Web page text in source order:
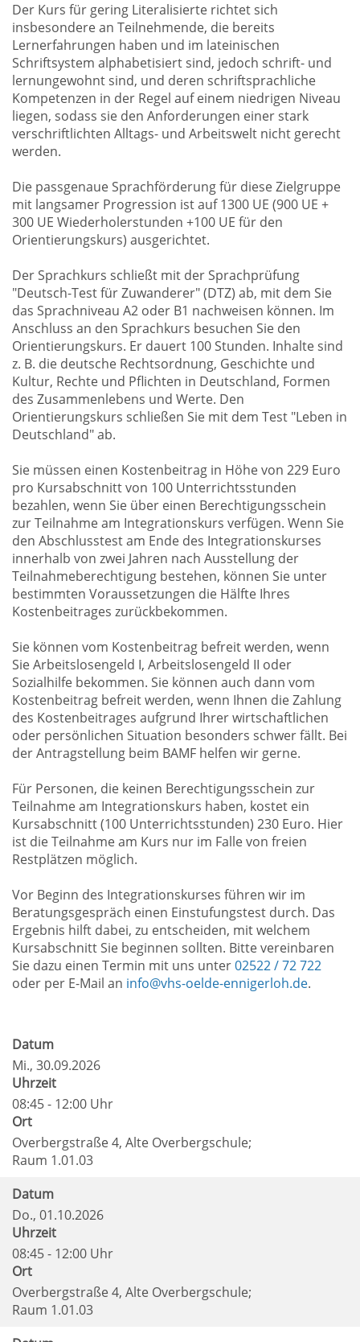
Der Kurs für gering Literalisierte richtet sich
insbesondere an Teilnehmende, die bereits
Lernerfahrungen haben und im lateinischen
Schriftsystem alphabetisiert sind, jedoch schrift- und
lernungewohnt sind, und deren schriftsprachliche
Kompetenzen in der Regel auf einem niedrigen Niveau
liegen, sodass sie den Anforderungen einer stark
verschriftlichten Alltags- und Arbeitswelt nicht gerecht
werden.
Die passgenaue Sprachförderung für diese Zielgruppe
mit langsamer Progression ist auf 1300 UE (900 UE +
300 UE Wiederholerstunden +100 UE für den
Orientierungskurs) ausgerichtet.
Der Sprachkurs schließt mit der Sprachprüfung
"Deutsch-Test für Zuwanderer" (DTZ) ab, mit dem Sie
das Sprachniveau A2 oder B1 nachweisen können. Im
Anschluss an den Sprachkurs besuchen Sie den
Orientierungskurs. Er dauert 100 Stunden. Inhalte sind
z. B. die deutsche Rechtsordnung, Geschichte und
Kultur, Rechte und Pflichten in Deutschland, Formen
des Zusammenlebens und Werte. Den
Orientierungskurs schließen Sie mit dem Test "Leben in
Deutschland" ab.
Sie müssen einen Kostenbeitrag in Höhe von 229 Euro
pro Kursabschnitt von 100 Unterrichtsstunden
bezahlen, wenn Sie über einen Berechtigungsschein
zur Teilnahme am Integrationskurs verfügen. Wenn Sie
den Abschlusstest am Ende des Integrationskurses
innerhalb von zwei Jahren nach Ausstellung der
Teilnahmeberechtigung bestehen, können Sie unter
bestimmten Voraussetzungen die Hälfte Ihres
Kostenbeitrages zurückbekommen.
Sie können vom Kostenbeitrag befreit werden, wenn
Sie Arbeitslosengeld I, Arbeitslosengeld II oder
Sozialhilfe bekommen. Sie können auch dann vom
Kostenbeitrag befreit werden, wenn Ihnen die Zahlung
des Kostenbeitrages aufgrund Ihrer wirtschaftlichen
oder persönlichen Situation besonders schwer fällt. Bei
der Antragstellung beim BAMF helfen wir gerne.
Für Personen, die keinen Berechtigungsschein zur
Teilnahme am Integrationskurs haben, kostet ein
Kursabschnitt (100 Unterrichtsstunden) 230 Euro. Hier
ist die Teilnahme am Kurs nur im Falle von freien
Restplätzen möglich.
Vor Beginn des Integrationskurses führen wir im
Beratungsgespräch einen Einstufungstest durch. Das
Ergebnis hilft dabei, zu entscheiden, mit welchem
Kursabschnitt Sie beginnen sollten. Bitte vereinbaren
Sie dazu einen Termin mit uns unter02522 / 72 722
oder per E-Mail an info@vhs-oelde-ennigerloh.de.
Datum
Mi., 30.09.2026
Uhrzeit
08:45 - 12:00 Uhr
Ort
Overbergstraße 4, Alte Overbergschule;
Raum 1.01.03
Datum
Do., 01.10.2026
Uhrzeit
08:45 - 12:00 Uhr
Ort
Overbergstraße 4, Alte Overbergschule;
Raum 1.01.03